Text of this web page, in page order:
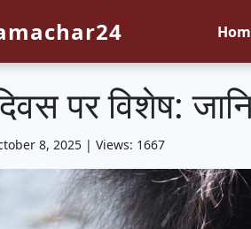
पर विशेष:
8, 2025 | Views: 1667